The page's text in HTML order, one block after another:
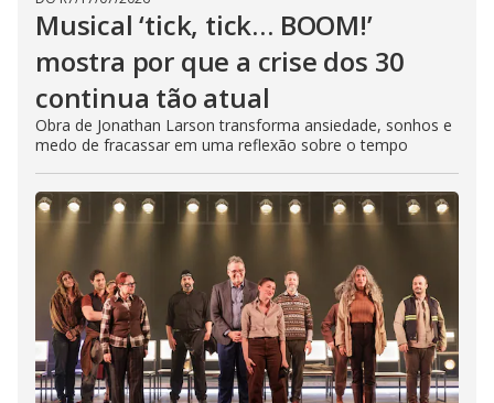
Musical ‘tick, tick… BOOM!’
mostra por que a crise dos 30
continua tão atual
Obra de Jonathan Larson transforma ansiedade, sonhos e
medo de fracassar em uma reflexão sobre o tempo